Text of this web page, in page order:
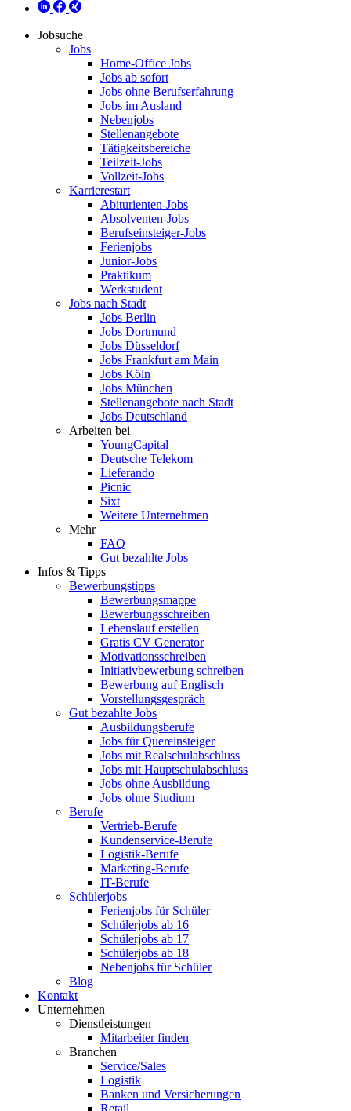
Jobsuche
Jobs
Home-Office Jobs
Jobs ab sofort
Jobs ohne Berufserfahrung
Jobs im Ausland
Nebenjobs
Stellenangebote
Tätigkeitsbereiche
Teilzeit-Jobs
Vollzeit-Jobs
Karrierestart
Abiturienten-Jobs
Absolventen-Jobs
Berufseinsteiger-Jobs
Ferienjobs
Junior-Jobs
Praktikum
Werkstudent
Jobs nach Stadt
Jobs Berlin
Jobs Dortmund
Jobs Düsseldorf
Jobs Frankfurt am Main
Jobs Köln
Jobs München
Stellenangebote nach Stadt
Jobs Deutschland
Arbeiten bei
YoungCapital
Deutsche Telekom
Lieferando
Picnic
Sixt
Weitere Unternehmen
Mehr
FAQ
Gut bezahlte Jobs
Infos & Tipps
Bewerbungstipps
Bewerbungsmappe
Bewerbungsschreiben
Lebenslauf erstellen
Gratis CV Generator
Motivationsschreiben
Initiativbewerbung schreiben
Bewerbung auf Englisch
Vorstellungsgespräch
Gut bezahlte Jobs
Ausbildungsberufe
Jobs für Quereinsteiger
Jobs mit Realschulabschluss
Jobs mit Hauptschulabschluss
Jobs ohne Ausbildung
Jobs ohne Studium
Berufe
Vertrieb-Berufe
Kundenservice-Berufe
Logistik-Berufe
Marketing-Berufe
IT-Berufe
Schülerjobs
Ferienjobs für Schüler
Schülerjobs ab 16
Schülerjobs ab 17
Schülerjobs ab 18
Nebenjobs für Schüler
Blog
Kontakt
Unternehmen
Dienstleistungen
Mitarbeiter finden
Branchen
Service/Sales
Logistik
Banken und Versicherungen
Retail